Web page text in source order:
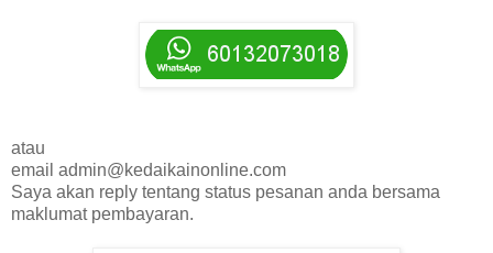
atau
email admin@kedaikainonline.com
Saya akan reply tentang status pesanan anda bersama
maklumat pembayaran.